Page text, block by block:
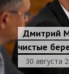
Дмитрий
чистые
30 августа